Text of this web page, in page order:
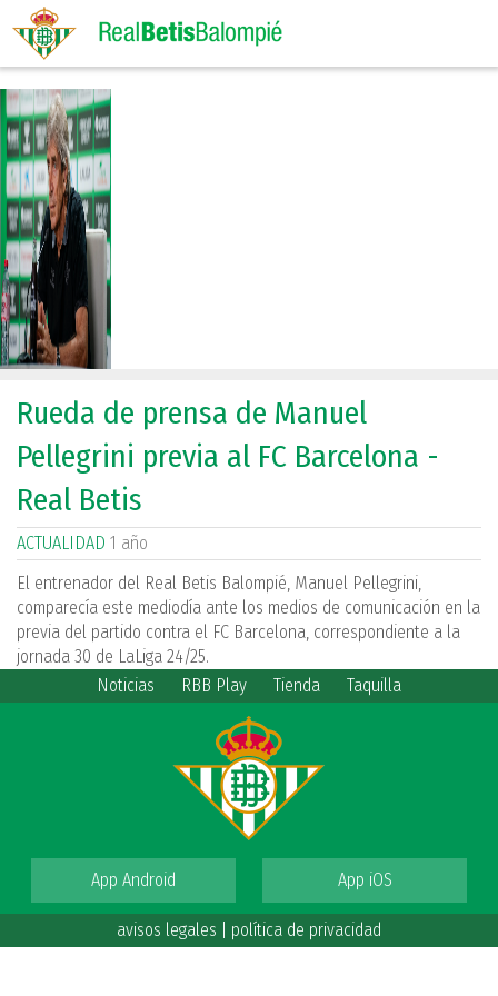
Rueda de prensa de Manuel
Pellegrini previa al FC Barcelona -
Real Betis
ACTUALIDAD 1 año
El entrenador del Real Betis Balompié, Manuel Pellegrini,
comparecía este mediodía ante los medios de comunicación en la
previa del partido contra el FC Barcelona, correspondiente a la
jornada 30 de LaLiga 24/25.
Noticias
RBB Play Tienda Taquilla
App Android App iOS
avisos legales política de privacidad